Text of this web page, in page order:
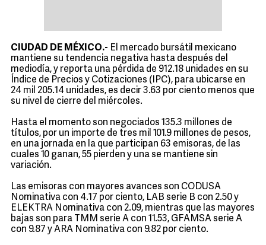
CIUDAD DE MÉXICO.- El mercado bursátil mexicano
mantiene su tendencia negativa hasta después del
mediodía, y reporta una pérdida de 912.18 unidades en su
Índice de Precios y Cotizaciones (IPC), para ubicarse en
24 mil 205.14 unidades, es decir 3.63 por ciento menos que
su nivel de cierre del miércoles.
Hasta el momento son negociados 135.3 millones de
títulos, por un importe de tres mil 101.9 millones de pesos,
en una jornada en la que participan 63 emisoras, de las
cuales 10 ganan, 55 pierden y una se mantiene sin
variación.
Las emisoras con mayores avances son CODUSA
Nominativa con 4.17 por ciento, LAB serie B con 2.50 y
ELEKTRA Nominativa con 2.09, mientras que las mayores
bajas son para TMM serie A con 11.53, GFAMSA serie A
con 9.87 y ARA Nominativa con 9.82 por ciento.